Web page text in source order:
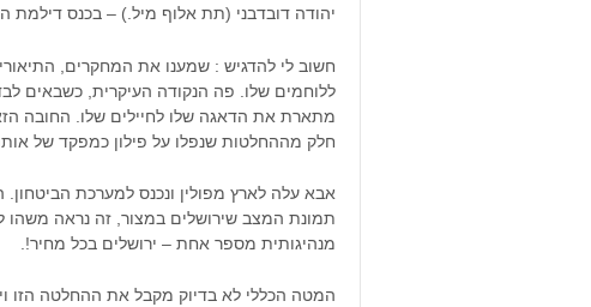
יהודה דובדבני (תת אלוף מיל.) – בכנס דילמת המפקד
חשוב לי להדגיש : שמענו את המחקרים,
ללוחמים שלו. פה הנקודה העיקרית, כשבאים
מתארת את הדאגה שלו לחיילים שלו. החובה
חלק מההחלטות שנפלו על פילון כמפקד של
מנהיגותית מספר אחת – ירושלים בכל מחיר!.
המטה הכללי לא בדיוק מקבל את ההחלטה הזו ויש